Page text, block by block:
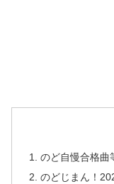
のど自慢合格曲
のどじまん！